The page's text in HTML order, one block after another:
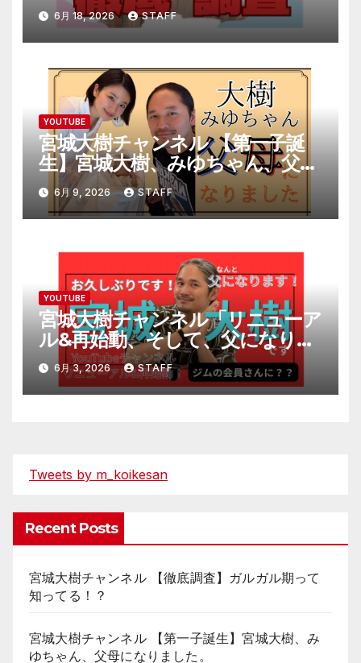
6月 18, 2026 STAFF
YOUTUBE
宮城大樹チャンネル 【第一子誕
生】宮城大樹、みゆちゃん、父母
になりました。
6月 9, 2026 STAFF
YOUTUBE
宮城大樹チャンネル「リニューア
ル&再始動、そして、父になりま
す。」
6月 3, 2026 STAFF
Tweets by m_koikesan
Recent Posts
宮城大樹チャンネル 【徹底調査】ガルガル期って
知ってる！？
宮城大樹チャンネル 【第一子誕生】宮城大樹、み
ゆちゃん、父母になりました。